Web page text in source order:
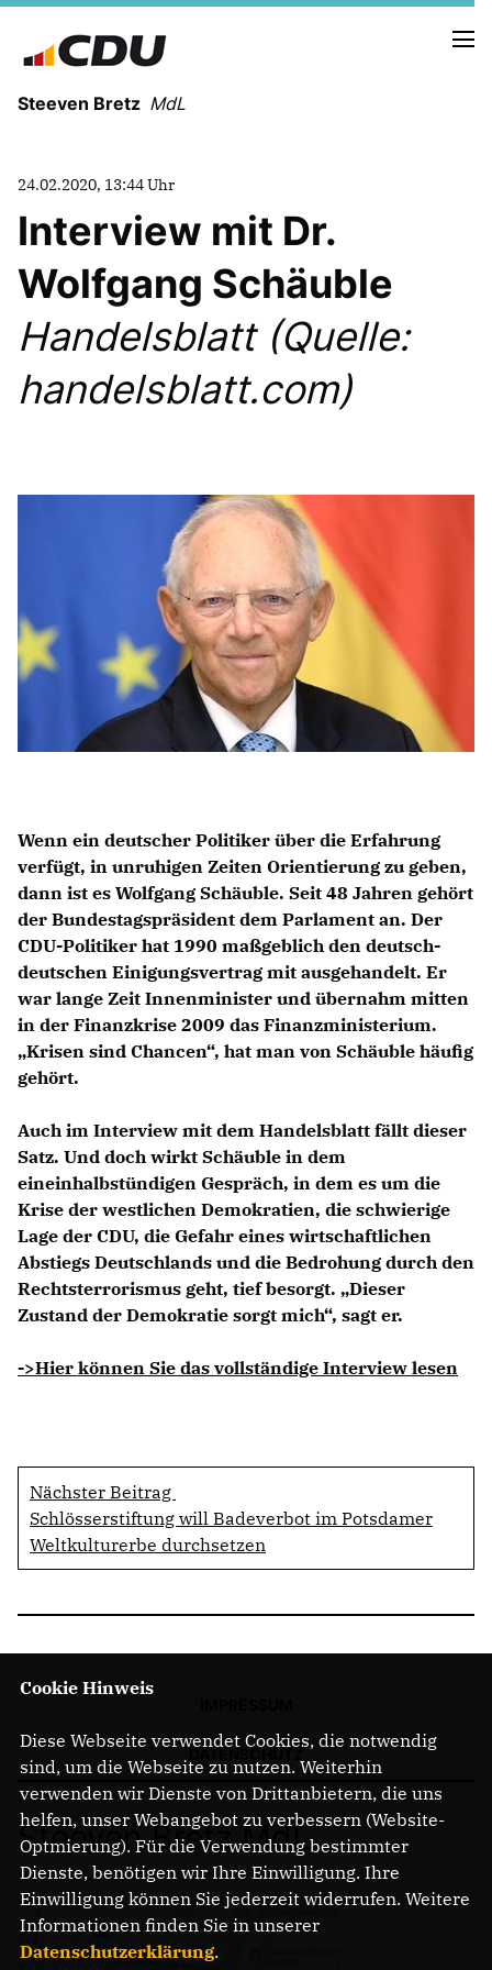
Steeven Bretz MdL
VITA
WAHLKREISBESUCHE
PRESSEFOTOS
MEIN BÜRGERBÜRO
Anträge CDU
Kleine Anfragen
CDU Deutschland
CDU Fraktion im Brandenburger Landtag
CDU Brandenburg
CDU Potsdam
24.02.2020, 13:44 Uhr
Interview mit Dr.
Wolfgang Schäuble
Handelsblatt (Quelle:
handelsblatt.com)
Wenn ein deutscher Politiker über die Erfahrung
verfügt, in unruhigen Zeiten Orientierung zu geben,
dann ist es Wolfgang Schäuble. Seit 48 Jahren gehört
der Bundestagspräsident dem Parlament an. Der
CDU-Politiker hat 1990 maßgeblich den deutsch-
deutschen Einigungsvertrag mit ausgehandelt. Er
war lange Zeit Innenminister und übernahm mitten
in der Finanzkrise 2009 das Finanzministerium.
Krisen sind Chancen“, hat man von Schäuble häufig
gehört.
Auch im Interview mit dem Handelsblatt fällt dieser
Satz. Und doch wirkt Schäuble in dem
eineinhalbstündigen Gespräch, in dem es um die
Krise der westlichen Demokratien, die schwierige
Lage der CDU, die Gefahr eines wirtschaftlichen
Abstiegs Deutschlands und die Bedrohung durch den
Rechtsterrorismus geht, tief besorgt. „Dieser
Zustand der Demokratie sorgt mich“, sagt er.
->Hier können Sie das vollständige Interview lesen
Nächster Beitrag
Schlösserstiftung will Badeverbot im Potsdamer
Weltkulturerbe durchsetzen
Steeven Bretz MdL
Cookie Hinweis
Diese Webseite verwendet Cookies, die notwendig
sind, um die Webseite zu nutzen. Weiterhin
verwenden wir Dienste von Drittanbietern, die uns
helfen, unser Webangebot zu verbessern (Website-
Optmierung). Für die Verwendung bestimmter
Dienste, benötigen wir Ihre Einwilligung. Ihre
Einwilligung können Sie jederzeit widerrufen. Weitere
Informationen finden Sie in unserer
Datenschutzerklärung.